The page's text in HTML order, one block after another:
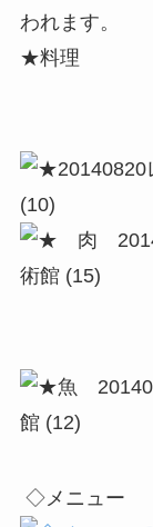
われます。
★料理
◇メニュー